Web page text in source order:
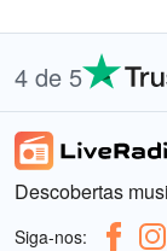
4 de 5
Descobertas
Siga-nos: